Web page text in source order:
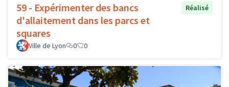
59 - Expérimenter des bancs
d'allaitement dans les parcs et
squares
Réalisé
Ville de Lyon 0 0